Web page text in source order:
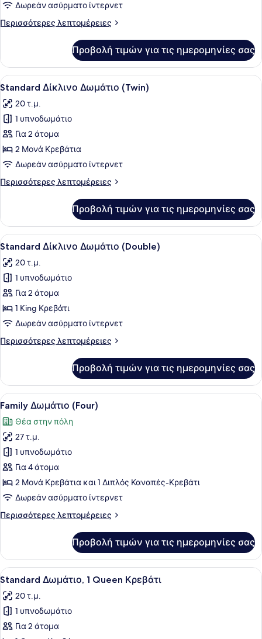
για
Standard
Δωρεάν ασύρματο ίντερνετ
Περισσότερες λεπτομέρειες
Περισσότερες
Family
Room
Προβολή τιμών για τις ημερομηνίες σας
Προβολή
όλων
των
φωτογραφιών
για
Standard
Δίκλινο
Δωμάτιο
(Twin)
Ένα δωμάτιο ξενοδοχείου με δύο
17
Standard Δίκλινο Δωμάτιο (Twin)
20 τ.μ.
1 υπνοδωμάτιο
Για 2 άτομα
2 Μονά Κρεβάτια
Δωρεάν ασύρματο ίντερνετ
Περισσότερες λεπτομέρειες
Περισσότερες
Δίκλινο
Δωμάτιο
(Twin)
Προβολή τιμών για τις ημερομηνίες σας
Προβολή
όλων
των
φωτογραφιών
για
Standard
Δίκλινο
Δωμάτιο
(Double)
Ένα δωμάτιο ξενοδοχείου με δύο
14
Standard Δίκλινο Δωμάτιο (Double)
20 τ.μ.
1 υπνοδωμάτιο
Για 2 άτομα
1 King Κρεβάτι
Δωρεάν ασύρματο ίντερνετ
Περισσότερες λεπτομέρειες
Περισσότερες
Δίκλινο
Δωμάτιο
(Double)
Προβολή τιμών για τις ημερομηνίες σας
Προβολή
όλων
των
φωτογραφιών
για
Family
Δωμάτιο
(Four)
Ένα δωμάτιο ξενοδοχείου με ένα
9
Family Δωμάτιο (Four)
Θέα στην πόλη
27 τ.μ.
1 υπνοδωμάτιο
Για 4 άτομα
2 Μονά Κρεβάτια και 1 Διπλός Καναπές-Κρεβάτι
Δωρεάν ασύρματο ίντερνετ
Περισσότερες λεπτομέρειες
Περισσότερες
Δωμάτιο
(Four)
Προβολή τιμών για τις ημερομηνίες σας
Προβολή
όλων
των
φωτογραφιών
για
Ένα δωμάτιο ξενοδοχείου με ένα
6
Standard Δωμάτιο, 1 Queen Κρεβάτι
20 τ.μ.
1 υπνοδωμάτιο
Για 2 άτομα